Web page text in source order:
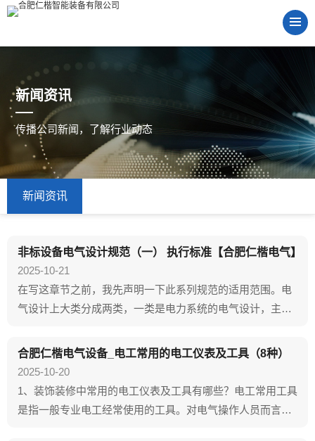
新闻资讯
传播公司新闻，了解行业动态
新闻资讯
非标设备电气设计规范（一） 执行标准【合肥仁楷电气】
2025-10-21
在写这章节之前，我先声明一下此系列规范的适用范围。电
气设计上大类分成两类，一类是电力系统的电气设计，主要
和研究院的参与，应该说是标准清晰，规范详实（有点羡慕
这个行业的电气工程师）。另一类是非电力系统的电气设
计，但是受限于我自身的高度，对于特种行业（比如铁路、...
合肥仁楷电气设备_电工常用的电工仪表及工具（8种）
2025-10-20
1、装饰装修中常用的电工仪表及工具有哪些？电工常用工具
是指一般专业电工经常使用的工具。对电气操作人员而言，